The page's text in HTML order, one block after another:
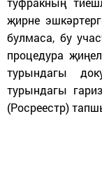
җирне
булмаса, бу
процедура
турындагы
турындагы
(Росреестр)